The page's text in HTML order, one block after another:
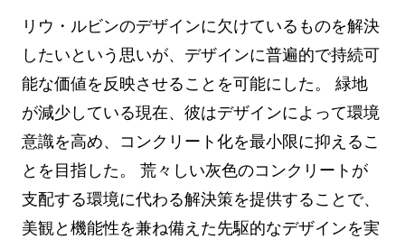
リウ・ルビンのデザインに欠けているものを解決
したいという思いが、デザインに普遍的で持続可
能な価値を反映させることを可能にした。 緑地
が減少している現在、彼はデザインによって環境
意識を高め、コンクリート化を最小限に抑えるこ
とを目指した。 荒々しい灰色のコンクリートが
支配する環境に代わる解決策を提供することで、
美観と機能性を兼ね備えた先駆的なデザインを実